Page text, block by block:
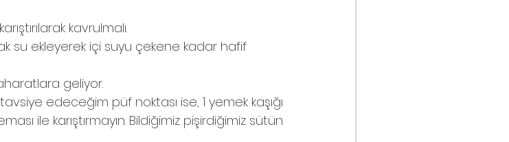
kavrulmalı.
su ekleyerek içi suyu çekene kadar hafif
geliyor.
edeceğim püf noktası ise, 1 yemek kaşığı
ile karıştırmayın. Bildiğimiz pişirdiğimiz sütün